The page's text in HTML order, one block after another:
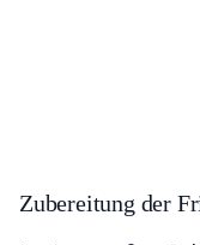
Zubereitung der